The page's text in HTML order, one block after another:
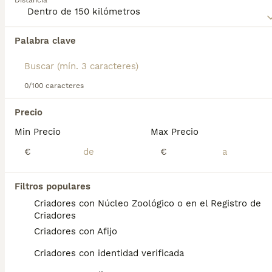
Palabra clave
0/100 caracteres
Precio
Min Precio
€
Max Precio
€
Filtros populares
Criadores con Núcleo Zoológico o en el Registro de
Criadores
Criadores con Afijo
Criadores con identidad verificada
su carácter cariñoso y su adaptabilidad a la vida en
Encontramos 0 Ratón de Praga Perros para
Si deseas exactamente esta búsqueda guarda tu
búsqueda y espera el resultado perfecto:
Preguntas frecuentes
¿Diferencia entre pincher y
ratón de Praga?
La diferencias básicas son: El ratón de praga
tiene el cuello largo, más pequeño de
tamaño, frente ligeramente redondeada. El